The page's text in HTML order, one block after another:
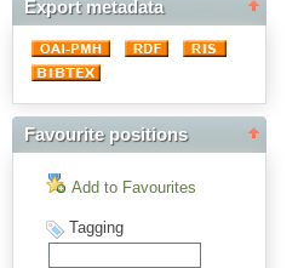
Export metadata
Favourite positions
Add to Favourites
Tagging